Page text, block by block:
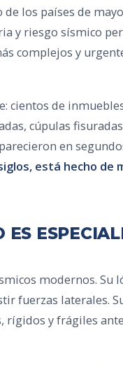
los países de
y riesgo sísmico
complejos y
cientos de
cúpulas
en
está hecho de
ES
modernos. Su
fuerzas laterales.
rígidos y frágiles